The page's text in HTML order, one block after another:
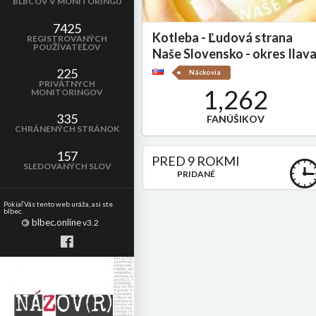
7425
REGISTROVANÝCH
POUŽÍVATEĽOV
225
PRIVÁTNYCH
MONITORINGOV
335
CHRÁNENÝCH STRÁNOK
157
SLEDOVANÝCH SLOV
Pokiaľ Vás tento web uráža, asi ste
blbec.
© blbec.onlinev3.2
Kotleba - Ľudová strana
Naše Slovensko - okres Ilava
Náckovia
1,262
FANÚŠIKOV
PRED 9 ROKMI
PRIDANÉ